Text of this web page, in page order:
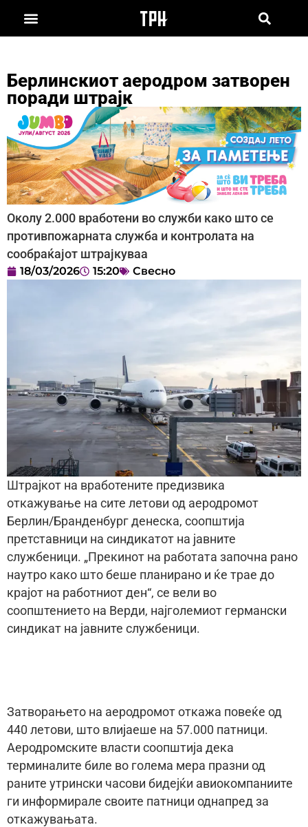
Берлинскиот аеродром затворен
поради штрајк
Околу 2.000 вработени во служби како што се
противпожарната служба и контролата на
сообраќајот штрајкуваа
18/03/2026 15:20 Свесно
Штрајкот на вработените предизвика
откажување на сите летови од аеродромот
Берлин/Бранденбург денеска, соопштија
претставници на синдикатот на јавните
службеници. „Прекинот на работата започна рано
наутро како што беше планирано и ќе трае до
крајот на работниот ден“, се вели во
соопштението на Верди, најголемиот германски
синдикат на јавните службеници.
Затворањето на аеродромот откажа повеќе од
440 летови, што влијаеше на 57.000 патници.
Аеродромските власти соопштија дека
терминалите биле во голема мера празни од
раните утрински часови бидејќи авиокомпаниите
ги информирале своите патници однапред за
откажувањата.